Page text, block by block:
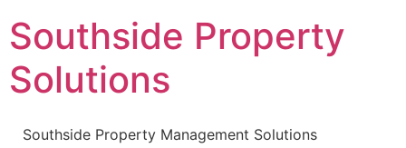
to
content
Southside Property
Solutions
Southside Property Management Solutions